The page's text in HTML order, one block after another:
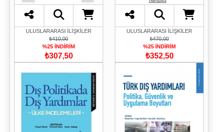
ULUSLARARASI İLİŞKİLER
₺410,00
%25 İNDİRİM
₺307,50
ULUSLARARASI İLİŞKİLER
₺470,00
%25 İNDİRİM
₺352,50